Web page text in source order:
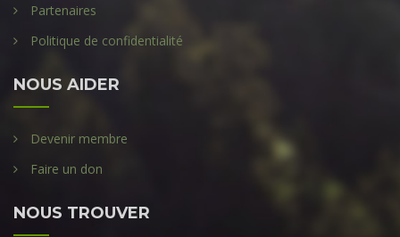
Partenaires
Politique de confidentialité
NOUS AIDER
Devenir membre
Faire un don
NOUS TROUVER